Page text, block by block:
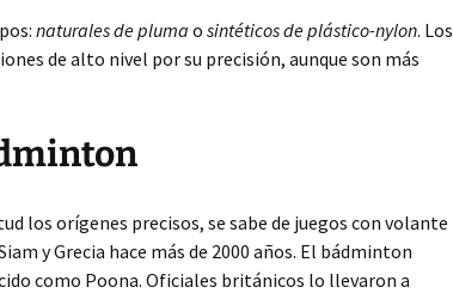
naturales de pluma o sintéticos de plástico-nylon. Los
de alto nivel por su precisión, aunque son más
los orígenes precisos, se sabe de juegos con volante
y Grecia hace más de 2000 años. El bádminton
como Poona. Oficiales británicos lo llevaron a